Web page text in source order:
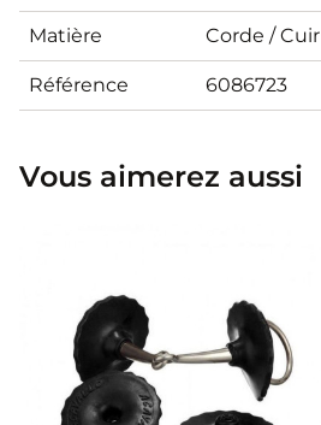
Matière Corde / Cuir
Référence 6086723
Vous aimerez aussi